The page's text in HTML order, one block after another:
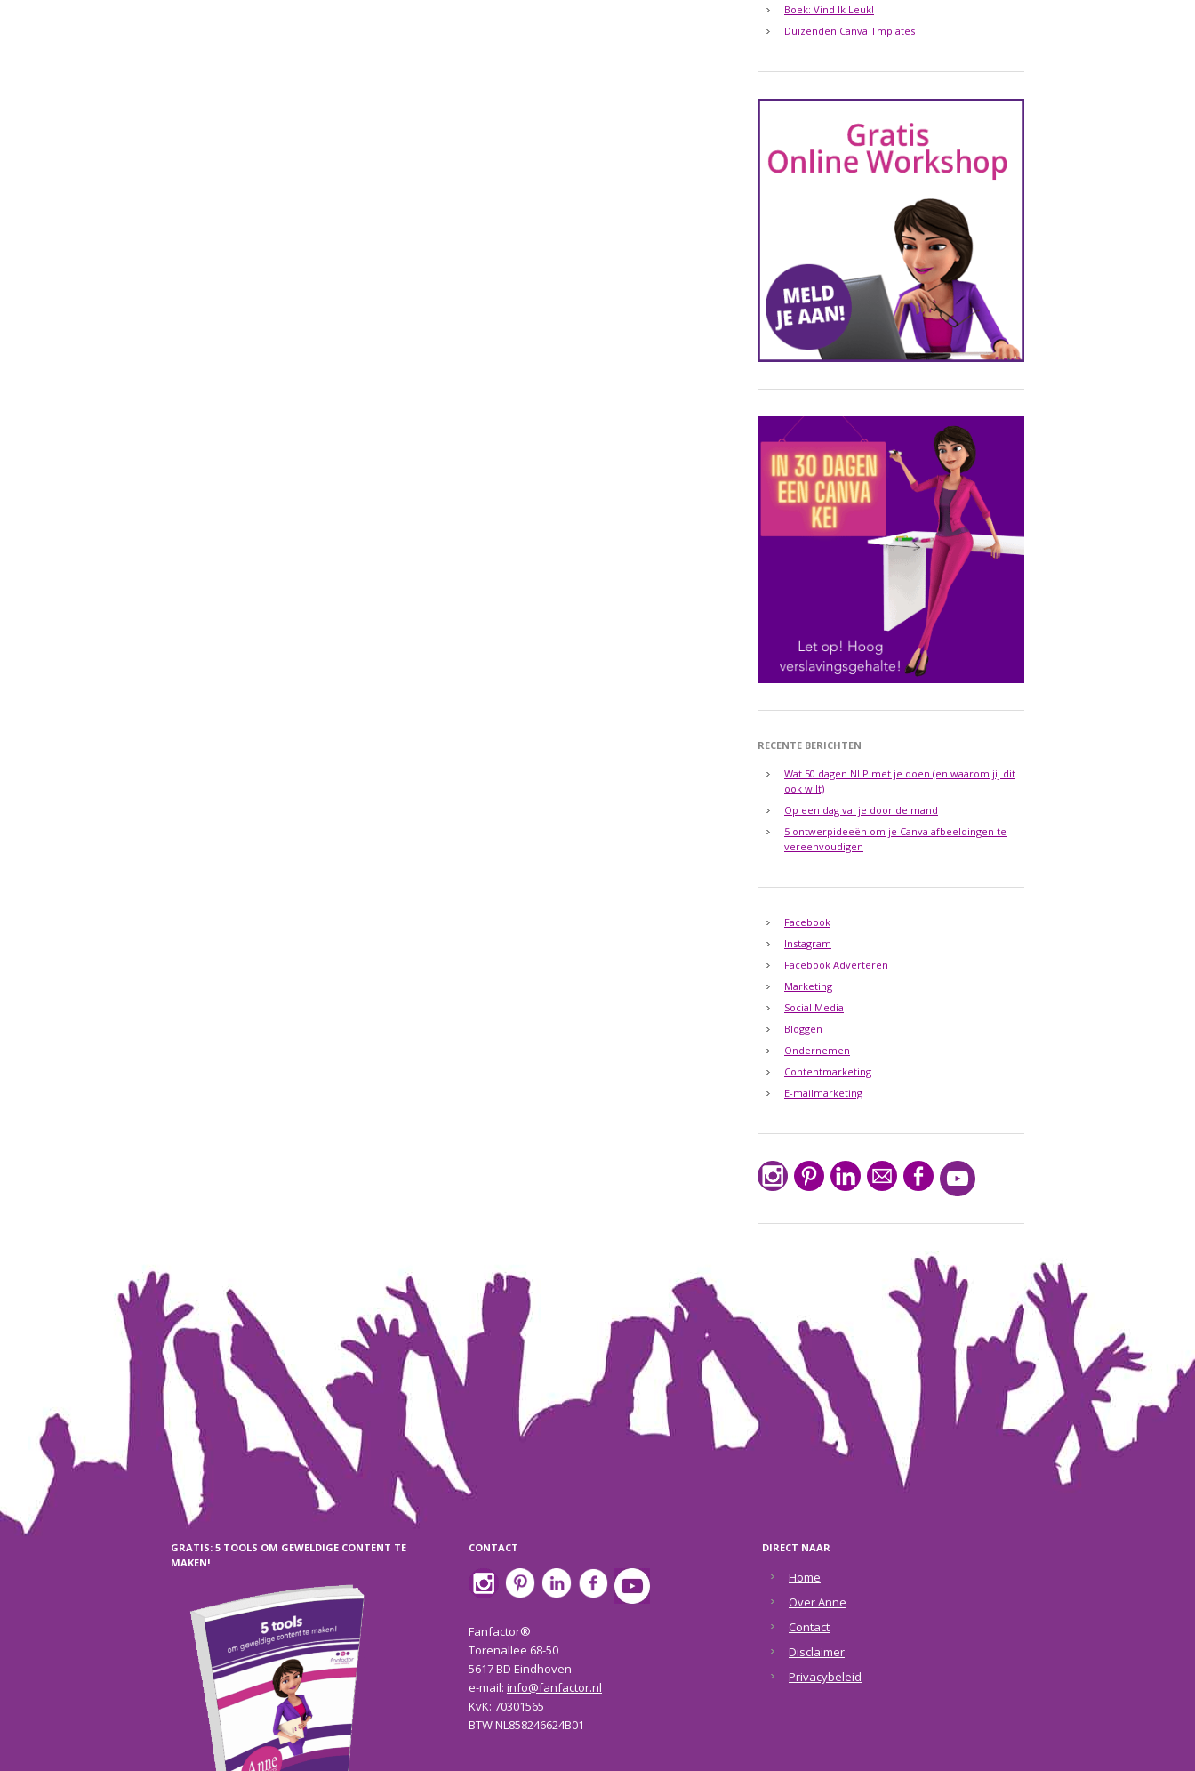
Boek: Vind Ik Leuk!
Duizenden Canva Tmplates
RECENTE BERICHTEN
Wat 50 dagen NLP met je doen (en waarom jij dit
ook wilt)
Op een dag val je door de mand
5 ontwerpideeën om je Canva afbeeldingen te
vereenvoudigen
Facebook
Instagram
Facebook Adverteren
Marketing
Social Media
Bloggen
Ondernemen
Contentmarketing
E-mailmarketing
GRATIS: 5 TOOLS OM GEWELDIGE CONTENT TE
MAKEN!
CONTACT
Fanfactor®
Torenallee 68-50
5617 BD Eindhoven
e-mail: info@fanfactor.nl
KvK: 70301565
BTW NL858246624B01
DIRECT NAAR
Home
Over Anne
Contact
Disclaimer
Privacybeleid